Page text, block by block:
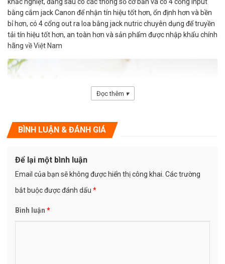
bằng cắm jack Canon để nhận tín hiệu tốt hơn, ổn định hơn và bền
bỉ hơn, có 4 cổng out ra loa bằng jack nutric chuyên dụng để truyền
tải tín hiệu tốt hơn, an toàn hơn và sản phẩm được nhập khẩu chính
hãng về Việt Nam
Đọc thêm ▾
BÌNH LUẬN & ĐÁNH GIÁ
Để lại một bình luận
Email của bạn sẽ không được hiển thị công khai. Các trường
bắt buộc được đánh dấu *
Bình luận *